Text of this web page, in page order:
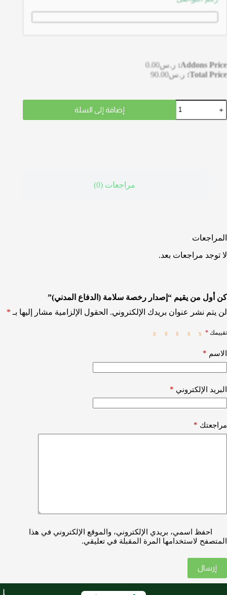
Addons Price: ر.س0.00
Total Price: ر.س90.00
إضافة إلى السلة
مراجعات (0)
المراجعات
لا توجد مراجعات بعد.
كن أول من يقيم “إصدار رخصة سلامة (الدفاع المدني)”
لن يتم نشر عنوان بريدك الإلكتروني. الحقول الإلزامية مشار إليها بـ *
تقييمك *
الاسم *
البريد الإلكتروني *
مراجعتك *
احفظ اسمي، بريدي الإلكتروني، والموقع الإلكتروني في هذا
المتصفح لاستخدامها المرة المقبلة في تعليقي.
إرسال
ررا